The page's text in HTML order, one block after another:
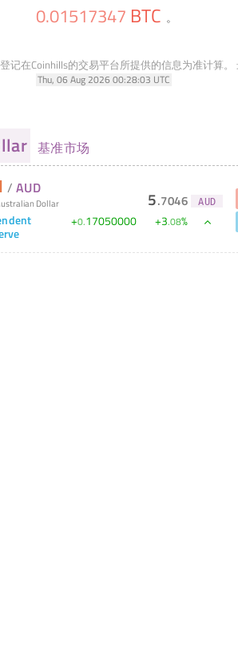
0.01517347 BTC 。
记在Coinhills的交易平台所提供的信息为准计算。
Thu, 06 Aug 2026 00:28:03 UTC
基准市场
/ AUD
Dollar 5.7046 AUD
+0.17050000 +3.08%